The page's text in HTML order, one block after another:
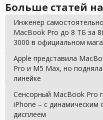
Больше статей
Инженер
MacBook Pro до 8 ТБ за
3000 в официальном
Apple представила
Pro и M5 Max, но
линейке
Сенсорный MacBook Pro
iPhone – с динамическим
дисплеем